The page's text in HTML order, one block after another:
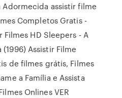
Adormecida assistir filme
Completos Gratis -
Filmes HD Sleepers - A
Assistir Filme
de filmes grátis, Filmes
a Família e Assista
Onlines VER